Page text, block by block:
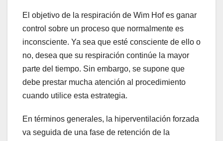
El objetivo de la respiración de Wim Hof ​​es ganar
control sobre un proceso que normalmente es
inconsciente. Ya sea que esté consciente de ello o
no, desea que su respiración continúe la mayor
parte del tiempo. Sin embargo, se supone que
debe prestar mucha atención al procedimiento
cuando utilice esta estrategia.
En términos generales, la hiperventilación forzada
va seguida de una fase de retención de la